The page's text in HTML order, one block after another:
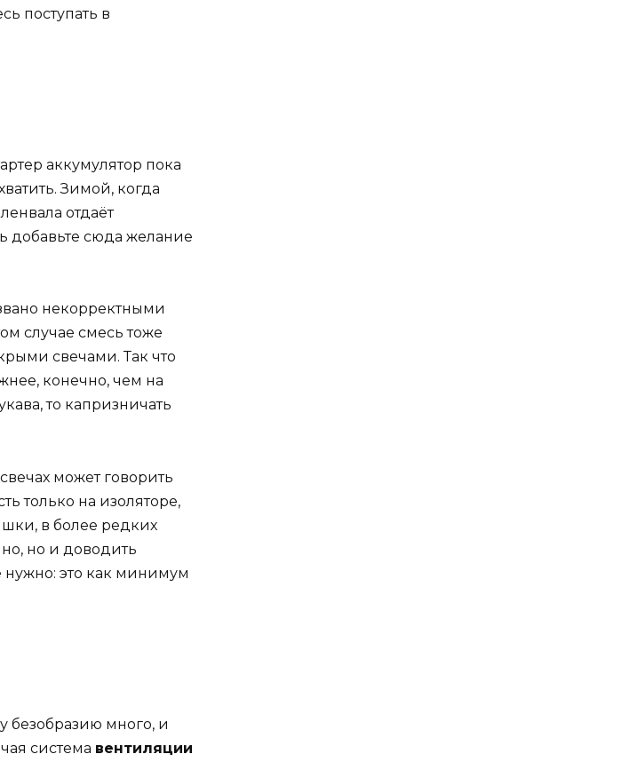
поступать в
аккумулятор пока
Зимой, когда
отдаёт
добавьте сюда желание
некорректными
случае смесь тоже
свечами. Так что
конечно, чем на
то капризничать
может говорить
только на изоляторе,
в более редких
но и доводить
нужно: это как минимум
безобразию много, и
система вентиляции